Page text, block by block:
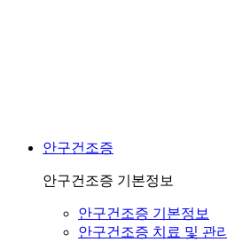
안구건조증
안구건조증 기본정보
안구건조증 기본정보
안구건조증 치료 및 관리